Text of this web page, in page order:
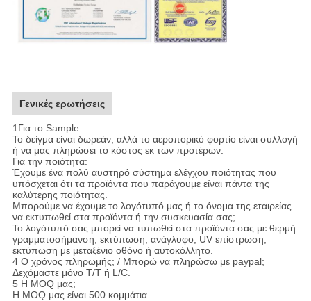
Γενικές ερωτήσεις
1Για το Sample:
Το δείγμα είναι δωρεάν, αλλά το αεροπορικό φορτίο είναι συλλογή
ή να μας πληρώσει το κόστος εκ των προτέρων.
Για την ποιότητα:
Έχουμε ένα πολύ αυστηρό σύστημα ελέγχου ποιότητας που
υπόσχεται ότι τα προϊόντα που παράγουμε είναι πάντα της
καλύτερης ποιότητας.
Μπορούμε να έχουμε το λογότυπό μας ή το όνομα της εταιρείας
να εκτυπωθεί στα προϊόντα ή την συσκευασία σας;
Το λογότυπό σας μπορεί να τυπωθεί στα προϊόντα σας με θερμή
γραμματοσήμανση, εκτύπωση, ανάγλυφο, UV επίστρωση,
εκτύπωση με μεταξένιο οθόνο ή αυτοκόλλητο.
4 Ο χρόνος πληρωμής; / Μπορώ να πληρώσω με paypal;
Δεχόμαστε μόνο T/T ή L/C.
5 Η MOQ μας;
Η MOQ μας είναι 500 κομμάτια.